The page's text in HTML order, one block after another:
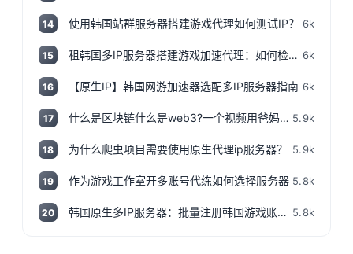
14 使用韩国站群服务器搭建游戏代理如何测试IP？ 6k
15 租韩国多IP服务器搭建游戏加速代理：如何检测IP地址是否为本地IP 6k
16 【原生IP】韩国网游加速器选配多IP服务器指南 6k
17 什么是区块链什么是web3?一个视频用爸妈都能听得懂的话说清楚,撸空投入门视频! 5.9k
18 为什么爬虫项目需要使用原生代理ip服务器？ 5.9k
19 作为游戏工作室开多账号代练如何选择服务器 5.8k
20 韩国原生多IP服务器：批量注册韩国游戏账号神器 5.8k